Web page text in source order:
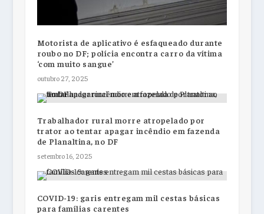
Motorista de aplicativo é esfaqueado durante
roubo no DF; polícia encontra carro da vítima
‘com muito sangue’
outubro 27, 2025
Trabalhador rural morre atropelado por
trator ao tentar apagar incêndio em fazenda
de Planaltina, no DF
setembro 16, 2025
COVID-19: garis entregam mil cestas básicas
para famílias carentes